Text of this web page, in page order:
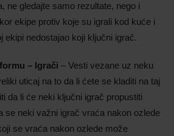
, ne gledajte samo rezultate, nego i
ekipe protiv koje su igrali kod kuće i
ekipi nedostajao koji ključni igrač.
– Igrači– Vesti vezane uz neku
uticaj na to da li ćete se kladiti na taj
da li će neki ključni igrač propustiti
se neki važni igrač vraća nakon ozlede
se vraća nakon ozlede može